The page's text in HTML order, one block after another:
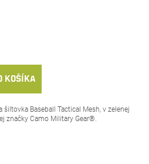
KOŠÍKA
Baseball Tactical Mesh, v zelenej
značky Camo Military Gear®.